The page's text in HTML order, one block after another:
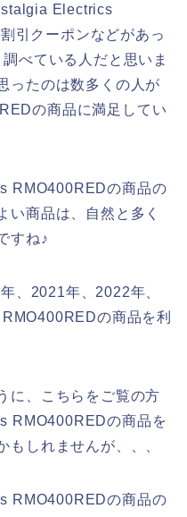
Electrics
引クーポンなどがあっ
べている人だと思いま
ったのは数多くの人が
の商品に満足してい
RMO400REDの商品の
い商品は、自然と多く
すね♪
、2021年、2022年、
の商品を利
に、こちらをご覧の方
RMO400REDの商品を
もしれませんが、、、
RMO400REDの商品の